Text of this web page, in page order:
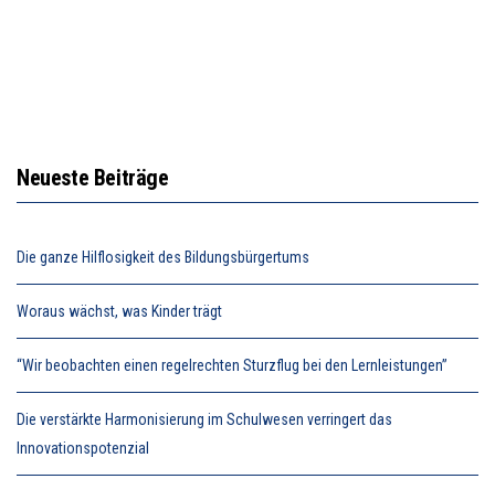
Neueste Beiträge
Die ganze Hilflosigkeit des Bildungsbürgertums
Woraus wächst, was Kinder trägt
“Wir beobachten einen regelrechten Sturzflug bei den Lernleistungen”
Die verstärkte Harmonisierung im Schulwesen verringert das
Innovationspotenzial